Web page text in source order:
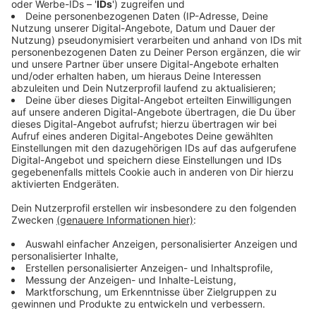
Anzeige
Gefährliche Substanz entdeckt
Anzeige
Die gefundene Flüssigkeit könnte gefährlich werden,
wenn sie mit der Atmosphäre in Berührung kommt. Aus
diesem Grund wurde ein großzügiger Sicherheitsradius
Radius inzwischen verkleinert, und seit dem 9.
neutralisiert, um ihn danach sicher entsorgen zu
können.
Anzeige